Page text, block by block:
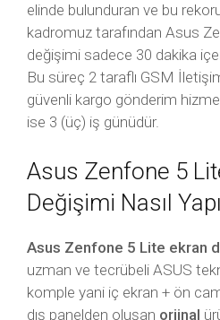
elinde bulunduran ve bu
kadromuz tarafından Asus
değişimi sadece 30 dakika
Bu süreç 2 taraflı GSM
güvenli kargo gönderim
ise 3 (üç) iş günüdür.
Asus Zenfone 5
Değişimi Nasıl
Asus Zenfone 5 Lite ekran
uzman ve tecrübeli ASUS
komple yani iç ekran + ön
dış panelden oluşan orjinal